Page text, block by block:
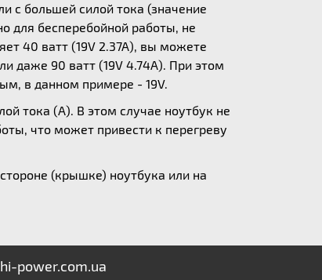
с большей силой тока (значение
для бесперебойной работы, не
40 ватт (19V 2.37A), вы можете
даже 90 ватт (19V 4.74A). При этом
в данном примере - 19V.
тока (А). В этом случае ноутбук не
что может привести к перегреву
(крышке) ноутбука или на
power.com.ua